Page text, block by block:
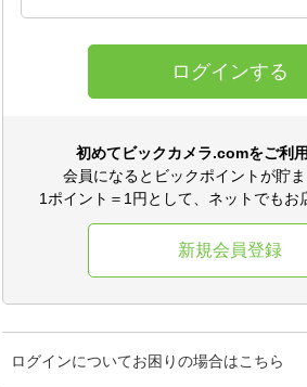
ログインする
初めてビックカメラ.comをご利
会員になるとビックポイントが貯ま
1ポイント＝1円として、ネットでもお
新規会員登録
ログインについてお困りの場合はこちら